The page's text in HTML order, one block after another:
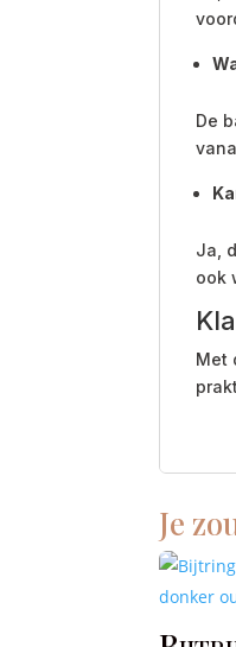
De
Ja,
ook
Met
Je